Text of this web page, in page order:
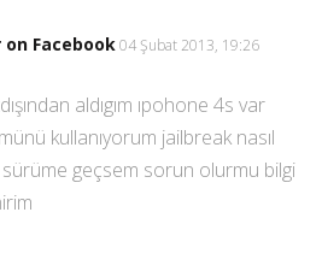
Facebook04 Şubat 2013, 19:26
aldıgım ıpohone 4s var
kullanıyorum jailbreak nasıl
sürüme geçsem sorun olurmu bilgi